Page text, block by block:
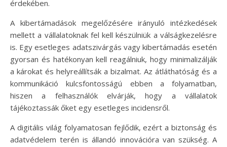
érdekében.
A kibertámadások megelőzésére irányuló intézkedések
mellett a vállalatoknak fel kell készülniük a válságkezelésre
is. Egy esetleges adatszivárgás vagy kibertámadás esetén
gyorsan és hatékonyan kell reagálniuk, hogy minimalizálják
a károkat és helyreállítsák a bizalmat. Az átláthatóság és a
kommunikáció kulcsfontosságú ebben a folyamatban,
hiszen a felhasználók elvárják, hogy a vállalatok
tájékoztassák őket egy esetleges incidensről.
A digitális világ folyamatosan fejlődik, ezért a biztonság és
adatvédelem terén is állandó innovációra van szükség. A